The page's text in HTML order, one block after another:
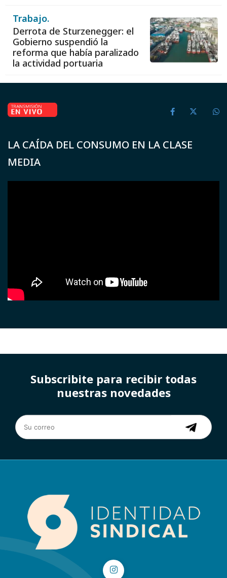
Trabajo.
Derrota de Sturzenegger: el
Gobierno suspendió la
reforma que había paralizado
la actividad portuaria
LA CAÍDA DEL CONSUMO EN LA CLASE
MEDIA
Subscribite para recibir todas
nuestras novedades